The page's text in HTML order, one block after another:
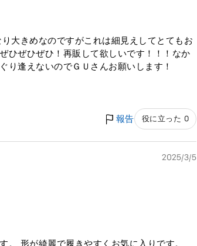
大きめなのですがこれは細見えしてとてもお
ひぜひぜひ！再販して欲しいです！！！なか
り逢えないのでＧＵさんお願いします！
報告 役に立った 0
2025/3/5
。 形が綺麗で履きやすくお気に入りです。